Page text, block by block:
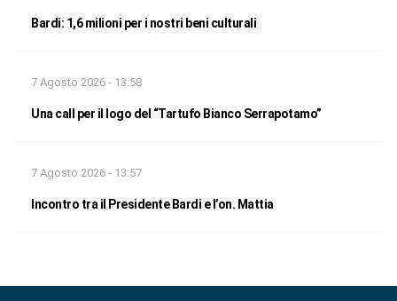
Bardi: 1,6 milioni per i nostri beni culturali
7 Agosto 2026 - 13:58
Una call per il logo del “Tartufo Bianco Serrapotamo”
7 Agosto 2026 - 13:57
Incontro tra il Presidente Bardi e l’on. Mattia